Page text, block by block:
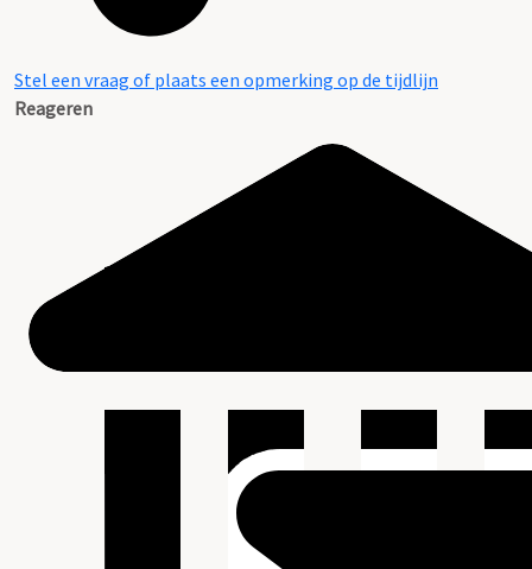
Stel een vraag of plaats een opmerking op de tijdlijn
Reageren